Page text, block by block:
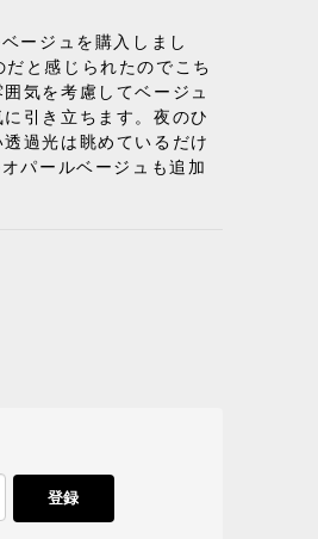
ージュを購入しまし
と感じられたのでこち
気を考慮してベージュ
引き立ちます。夜のひ
過光は眺めているだけ
パールベージュも追加
ハンセン&サン］
登録